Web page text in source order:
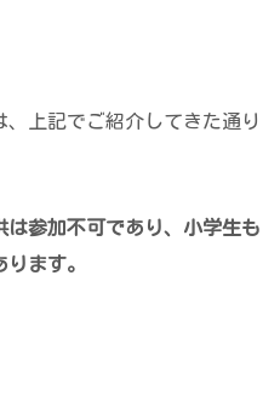
上記でご紹介してきた通り
は参加不可であり、小学生も
ます。